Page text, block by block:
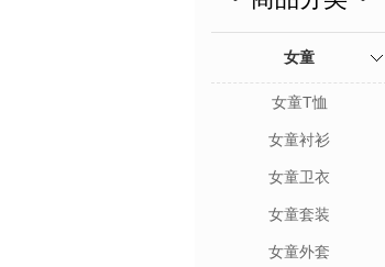
女童
女童T恤
女童衬衫
女童卫衣
女童套装
女童外套